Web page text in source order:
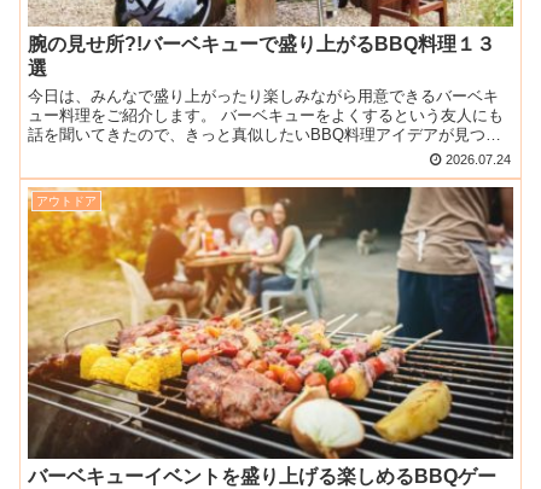
腕の見せ所?!バーベキューで盛り上がるBBQ料理１３
選
今日は、みんなで盛り上がったり楽しみながら用意できるバーベキ
ュー料理をご紹介します。 バーベキューをよくするという友人にも
話を聞いてきたので、きっと真似したいBBQ料理アイデアが見つか
りますよ！ 豪快！BBQの鉄板で巻かない餃子 餃子と言え...2026.07.24
アウトドア
バーベキューイベントを盛り上げる楽しめるBBQゲー